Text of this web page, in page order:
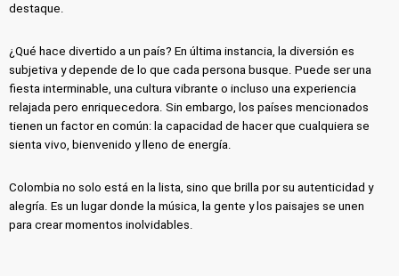
destaque.
¿Qué hace divertido a un país? En última instancia, la diversión es
subjetiva y depende de lo que cada persona busque. Puede ser una
fiesta interminable, una cultura vibrante o incluso una experiencia
relajada pero enriquecedora. Sin embargo, los países mencionados
tienen un factor en común: la capacidad de hacer que cualquiera se
sienta vivo, bienvenido y lleno de energía.
Colombia no solo está en la lista, sino que brilla por su autenticidad y
alegría. Es un lugar donde la música, la gente y los paisajes se unen
para crear momentos inolvidables.